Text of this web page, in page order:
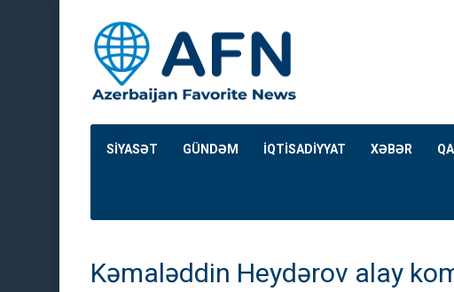
SİYASƏT GÜNDƏM İQTİSADİYYAT XƏBƏR
Kəmaləddin Heydərov alay